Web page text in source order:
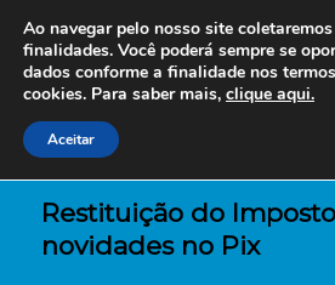
Restituição do
novidades no Pix
Ao navegar pelo nosso site
finalidades. Você poderá sempre se
dados conforme a finalidade nos
cookies. Para saber mais, clique aqui.
Aceitar